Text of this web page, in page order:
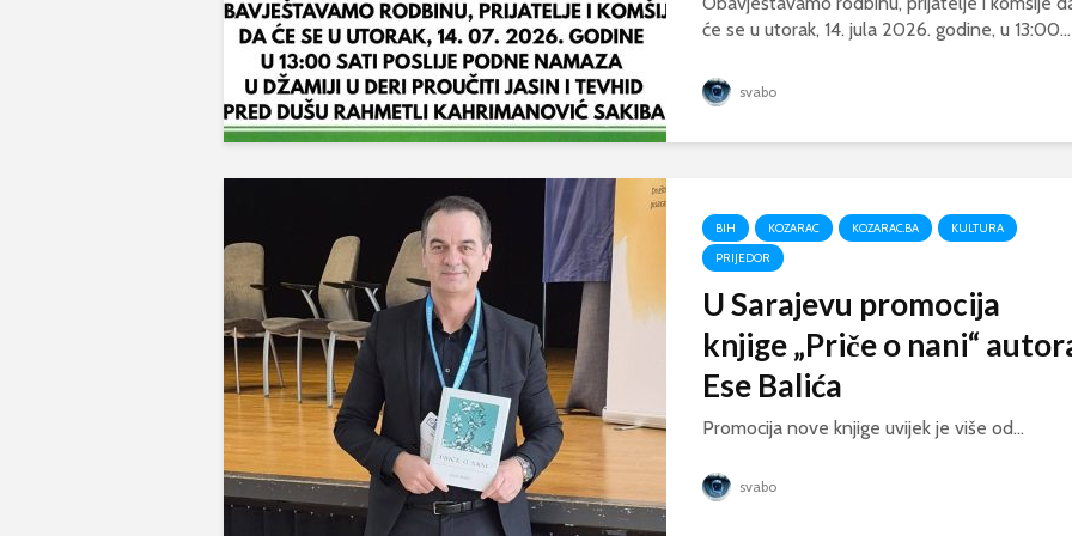
će se u utorak, 14. jula 2026. godine, u 13:00...
svabo
BIH KOZARAC KOZARAC.BA
KULTURA
PRIJEDOR
U Sarajevu promocija
knjige „Priče o nani“
Ese Balića
Promocija nove knjige uvijek je više od...
svabo